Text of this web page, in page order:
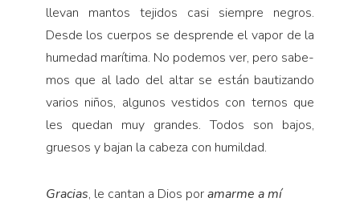
llevan mantos tejidos casi siempre negros.
Desde los cuerpos se desprende el vapor de la
humedad marítima. No podemos ver, pero sabe­
mos que al lado del altar se están bautizando
varios niños, algunos vestidos con ternos que
les quedan muy grandes. Todos son bajos,
gruesos y bajan la ca­beza con humildad.
Gracias, le cantan a Dios poramarme a mí